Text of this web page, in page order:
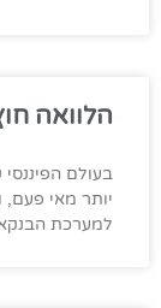
הלוואה
בעולם
יותר מאי פעם,
למערכת